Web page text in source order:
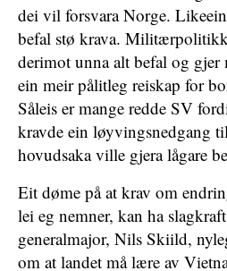
dei vil forsvara Norge.
befal stø krava.
derimot unna alt befal og
ein meir pålitleg reiskap for
Såleis er mange redde SV
kravde ein løyvingsnedgang
hovudsaka ville gjera lågare
Eit døme på at krav om
lei eg nemner, kan ha
generalmajor, Nils Skiild,
om at landet må lære av